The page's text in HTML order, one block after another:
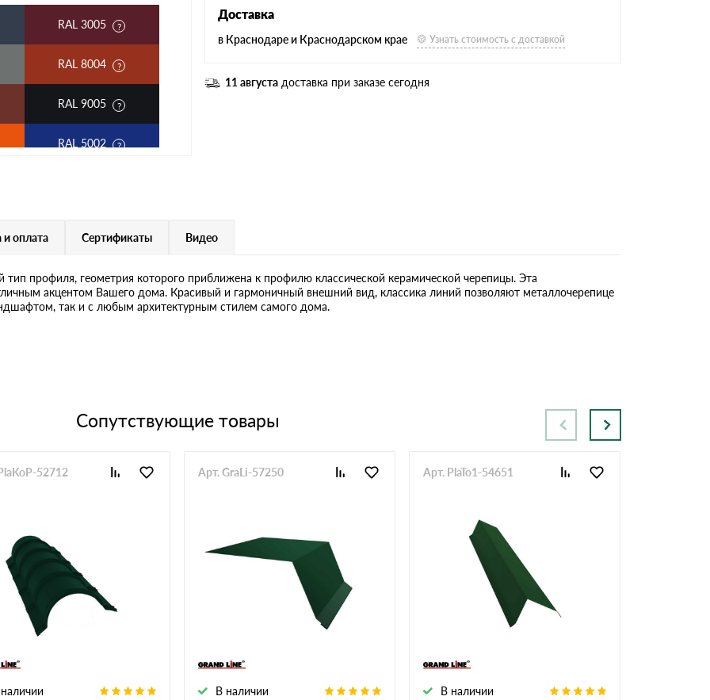
RAL 3005
RAL 8004
RAL 9005
RAL 5002
Доставка
в Краснодаре и Краснодарском крае Узнать стоимость с доставкой
11 августа доставка при заказе сегодня
и оплата Сертификаты Видео
профиля, геометрия которого приближена к профилю классической керамической черепицы. Эта
акцентом Вашего дома. Красивый и гармоничный внешний вид, классика линий позволяют металлочерепице
так и с любым архитектурным стилем самого дома.
Сопутствующие товары
52712
В наличии
Арт. GraLi-57250
В наличии
Арт. PlaTo1-54651